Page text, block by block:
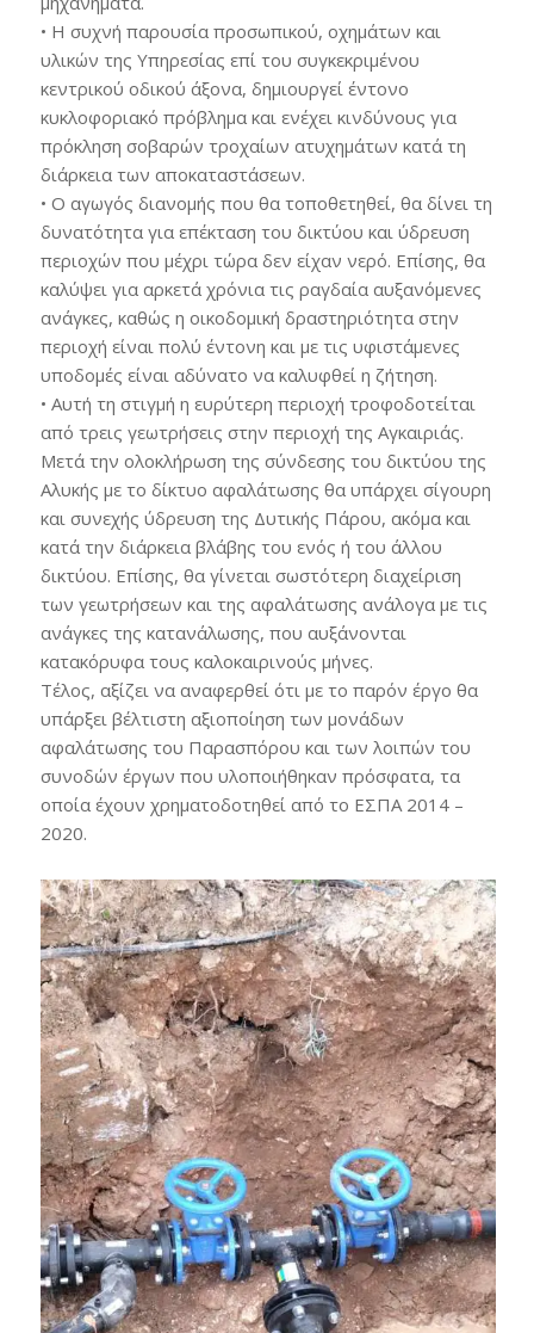
• Η συχνή παρουσία προσωπικού, οχημάτων και
υλικών της Υπηρεσίας επί του συγκεκριμένου
κεντρικού οδικού άξονα, δημιουργεί έντονο
κυκλοφοριακό πρόβλημα και ενέχει κινδύνους για
πρόκληση σοβαρών τροχαίων ατυχημάτων κατά τη
διάρκεια των αποκαταστάσεων.
• Ο αγωγός διανομής που θα τοποθετηθεί, θα δίνει τη
δυνατότητα για επέκταση του δικτύου και ύδρευση
περιοχών που μέχρι τώρα δεν είχαν νερό. Επίσης, θα
καλύψει για αρκετά χρόνια τις ραγδαία αυξανόμενες
ανάγκες, καθώς η οικοδομική δραστηριότητα στην
περιοχή είναι πολύ έντονη και με τις υφιστάμενες
υποδομές είναι αδύνατο να καλυφθεί η ζήτηση.
• Αυτή τη στιγμή η ευρύτερη περιοχή τροφοδοτείται
από τρεις γεωτρήσεις στην περιοχή της Αγκαιριάς.
Μετά την ολοκλήρωση της σύνδεσης του δικτύου της
Αλυκής με το δίκτυο αφαλάτωσης θα υπάρχει σίγουρη
και συνεχής ύδρευση της Δυτικής Πάρου, ακόμα και
κατά την διάρκεια βλάβης του ενός ή του άλλου
δικτύου. Επίσης, θα γίνεται σωστότερη διαχείριση
των γεωτρήσεων και της αφαλάτωσης ανάλογα με τις
ανάγκες της κατανάλωσης, που αυξάνονται
κατακόρυφα τους καλοκαιρινούς μήνες.
Τέλος, αξίζει να αναφερθεί ότι με το παρόν έργο θα
υπάρξει βέλτιστη αξιοποίηση των μονάδων
αφαλάτωσης του Παρασπόρου και των λοιπών του
συνοδών έργων που υλοποιήθηκαν πρόσφατα, τα
οποία έχουν χρηματοδοτηθεί από το ΕΣΠΑ 2014 –
2020.